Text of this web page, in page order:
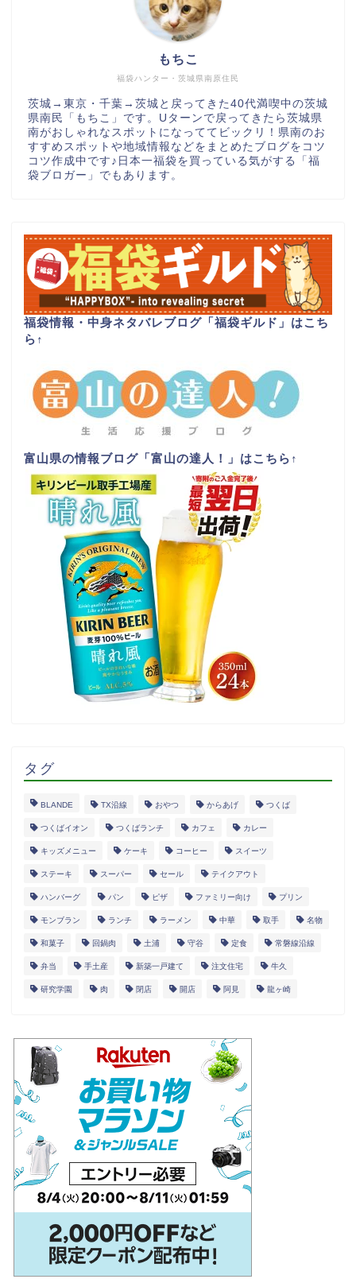
福袋ハンター・茨城県南原住民
もちこ
茨城→東京・千葉→茨城と戻ってきた40代満喫中の茨城
県南民「もちこ」です。Uターンで戻ってきたら茨城県
南がおしゃれなスポットになっててビックリ！県南のお
すすめスポットや地域情報などをまとめたブログをコツ
コツ作成中です♪日本一福袋を買っている気がする「福
袋ブロガー」でもあります。
福袋情報・中身ネタバレブログ「福袋ギルド」はこち
ら ↑
富山県の情報ブログ「富山の達人！」はこちら ↑
タグ
BLANDE TX沿線 おやつ からあげ つくば
つくばイオン つくばランチ カフェ カレー
キッズメニュー ケーキ コーヒー スイーツ
ステーキ スーパー セール テイクアウト
ハンバーグ パン ピザ ファミリー向け プリン
モンブラン ランチ ラーメン 中華 取手 名物
和菓子 回鍋肉 土浦 守谷 定食 常磐線沿線
弁当 手土産 新築一戸建て 注文住宅 牛久
研究学園 肉 閉店 開店 阿見 龍ヶ崎